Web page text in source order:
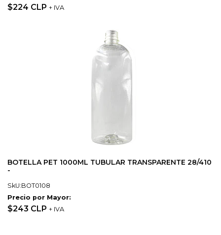
$224 CLP + IVA
BOTELLA PET 1000ML TUBULAR TRANSPARENTE 28/410
-
SkU:BOT0108
Precio por Mayor:
$243 CLP + IVA